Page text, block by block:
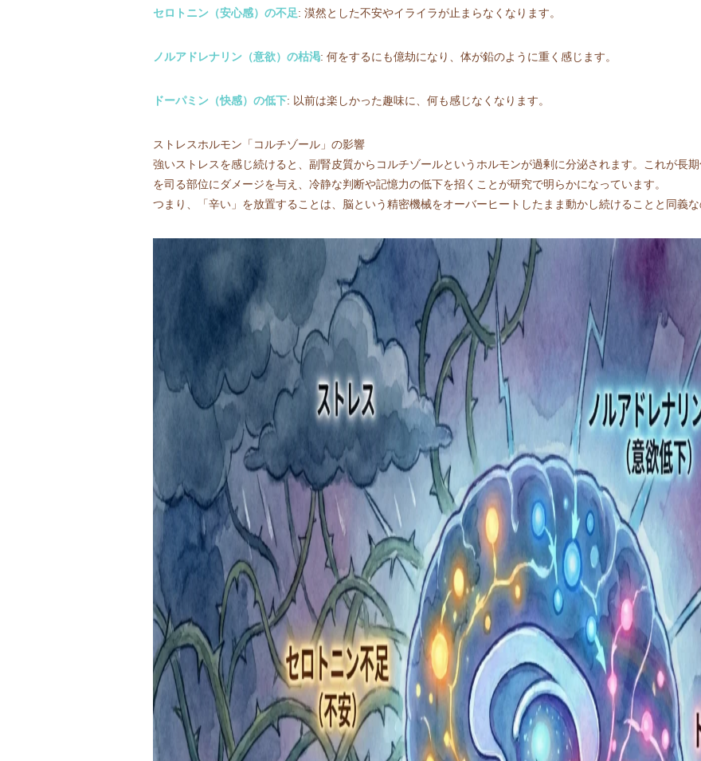
セロトニン（安心感）の不足: 漠然とした不安やイライラが止まらなくなります。
ノルアドレナリン（意欲）の枯渇: 何をするにも億劫になり、体が鉛のように重く感じます。
ドーパミン（快感）の低下: 以前は楽しかった趣味に、何も感じなくなります。
ストレスホルモン「コルチゾール」の影響
強いストレスを感じ続けると、副腎皮質からコルチゾールというホルモンが過剰に分泌されます。これが長
を司る部位にダメージを与え、冷静な判断や記憶力の低下を招くことが研究で明らかになっています。
つまり、「辛い」を放置することは、脳という精密機械をオーバーヒートしたまま動かし続けることと同義な